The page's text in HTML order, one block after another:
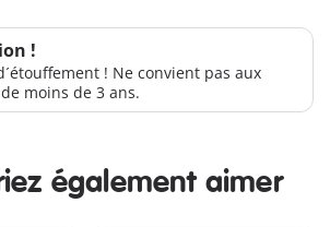
!
! Ne convient pas aux
moins de 3 ans.
également aimer